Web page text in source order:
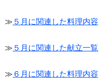
≫ ５月に関連した料理内容
≫ ５月に関連した献立一覧
≫ ６月に関連した料理内容